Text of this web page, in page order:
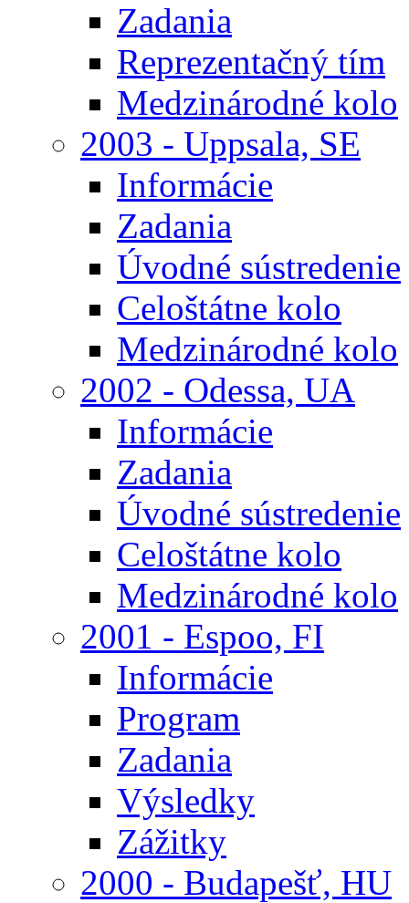
Zadania
Reprezentačný tím
Medzinárodné kolo
2003 - Uppsala, SE
Informácie
Zadania
Úvodné sústredenie
Celoštátne kolo
Medzinárodné kolo
2002 - Odessa, UA
Informácie
Zadania
Úvodné sústredenie
Celoštátne kolo
Medzinárodné kolo
2001 - Espoo, FI
Informácie
Program
Zadania
Výsledky
Zážitky
2000 - Budapešť, HU